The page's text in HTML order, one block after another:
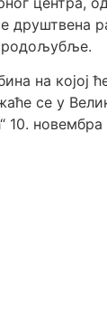
друштвена
родољубље.
на којој
се у
10. новембра